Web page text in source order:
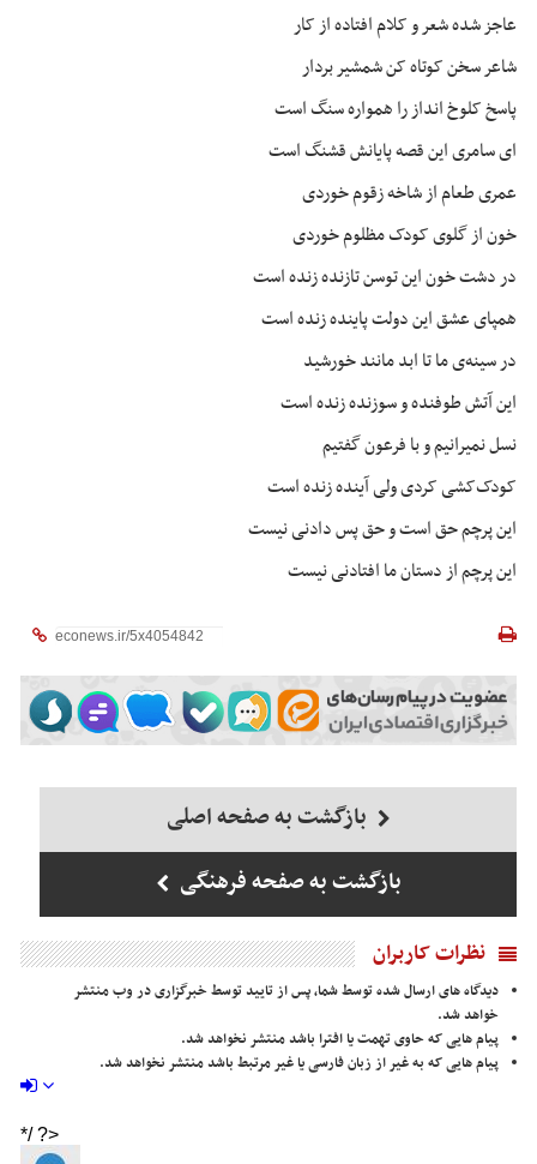
عاجز شده شعر و کلام افتاده از کار
شاعر سخن کوتاه کن شمشیر بردار
پاسخ کلوخاندازرا همواره سنگ است
ایسامری این قصه پایانش قشنگ است
عمری طعام از شاخهزقومخوردی
خون از گلوی کودک مظلوم خوردی
در دشت خون اینتوسنتازنده زنده است
همپای عشق این دولت پاینده زنده است
در سینه‌ی ما تا ابد مانند خورشید
این آتشطوفندهو سوزنده زنده است
نسل نمیرانیم و با فرعون گفتیم
کودک‌کشی کردی ولی آینده زنده است
این پرچم حق است و حق پس دادنی نیست
این پرچم از دستان ما افتادنی نیست
بازگشت به صفحه اصلی
بازگشت به صفحه فرهنگی
نظرات کاربران
دیدگاه های ارسال شده توسط شما، پس از تایید توسط خبرگزاری در وب منتشر
خواهد شد.
پیام هایی که حاوی تهمت یا افترا باشد منتشر نخواهد شد.
پیام هایی که به غیر از زبان فارسی یا غیر مرتبط باشد منتشر نخواهد شد.